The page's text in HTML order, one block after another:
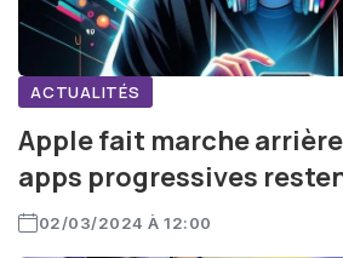
ACTUALITÉS
Apple fait marche arrière
apps progressives
02/03/2024 À 12:00